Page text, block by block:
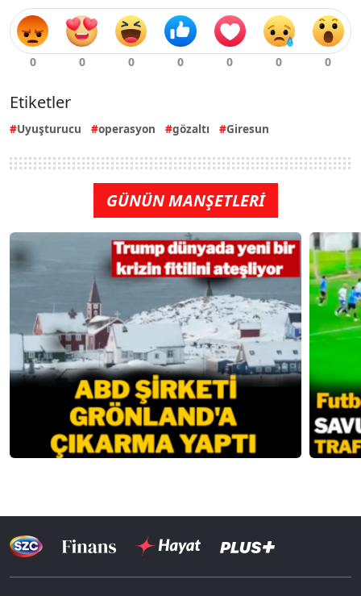
Etiketler
Uyuşturucu operasyon gözaltı Giresun
GÜNÜN MANŞETLERİ